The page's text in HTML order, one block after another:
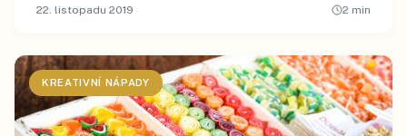
22. listopadu 2019 2 min
KREATIVNÍ NÁPADY